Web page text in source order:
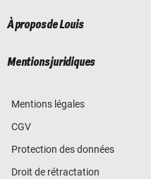
À propos de Louis
Mentions juridiques
Mentions légales
CGV
Protection des données
Droit de rétractation